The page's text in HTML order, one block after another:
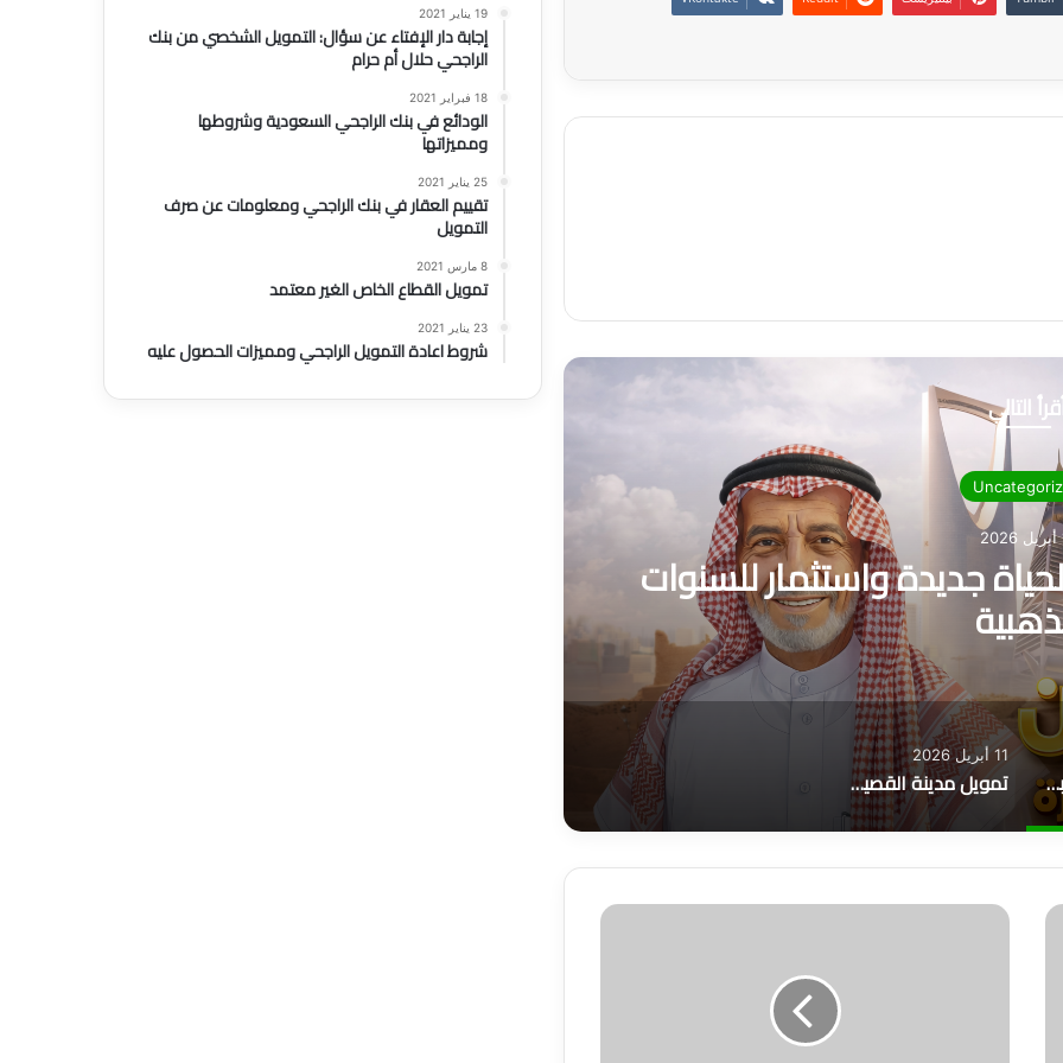
التالي
جديدة واستثمار للسنوات
تمويل المتقاعدين: بوابة لحياة جديدة واستثمار للسنوات الذهبية
11 أبريل 2026
تمويل مدينة القصيم: فرص مالية ذكية تناسب الجميع
ا
19 يناير 2021
إجابة دار الإفتاء عن سؤال: التمويل الشخصي من بنك
الراجحي حلال أم حرام
18 فبراير 2021
الودائع في بنك الراجحي السعودية وشروطها
ومميزاتها
25 يناير 2021
تقييم العقار في بنك الراجحي ومعلومات عن صرف
التمويل
8 مارس 2021
تمويل القطاع الخاص الغير معتمد
23 يناير 2021
شروط اعادة التمويل الراجحي ومميزات الحصول عليه